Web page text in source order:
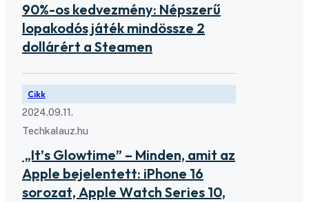
90%-os kedvezmény: Népszerű
lopakodós játék mindössze 2
dollárért a Steamen
Cikk
2024.09.11.
Techkalauz.hu
„It’s Glowtime” – Minden, amit az
Apple bejelentett: iPhone 16
sorozat, Apple Watch Series 10,